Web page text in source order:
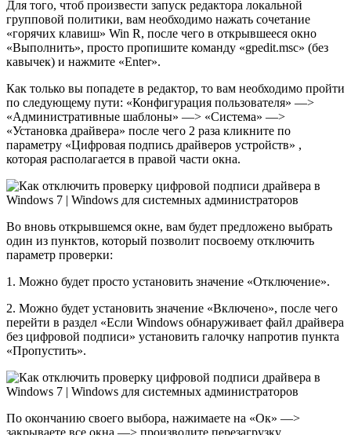
Для того, чтоб произвести запуск редактора локальной
групповой политики, вам необходимо нажать сочетание
«горячих клавиш» Win R, после чего в открывшееся окно
«Выполнить», просто пропишите команду «gpedit.msc» (без
кавычек) и нажмите «Enter».
Как только вы попадете в редактор, то вам необходимо пройти
по следующему пути: «Конфигурация пользователя» —>
«Административные шаблоны» —> «Система» —>
«Установка драйвера» после чего 2 раза кликните по
параметру «Цифровая подпись драйверов устройств» ,
которая располагается в правой части окна.
Во вновь открывшемся окне, вам будет предложено выбрать
один из пунктов, который позволит посвоему отключить
параметр проверки:
1. Можно будет просто установить значение «Отключение».
2. Можно будет установить значение «Включено», после чего
перейти в раздел «Если Windows обнаруживает файл драйвера
без цифровой подписи» установить галочку напротив пункта
«Пропустить».
По окончанию своего выбора, нажимаете на «Ок» —>